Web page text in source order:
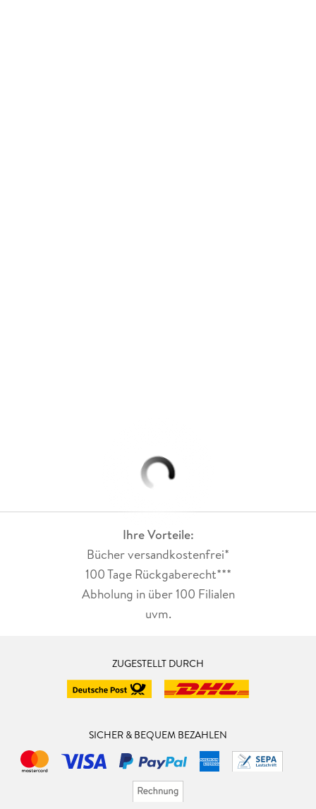
Ihre Vorteile:
Bücher versandkostenfrei*
100 Tage Rückgaberecht***
Abholung in über 100 Filialen
uvm.
ZUGESTELLT DURCH
SICHER & BEQUEM BEZAHLEN